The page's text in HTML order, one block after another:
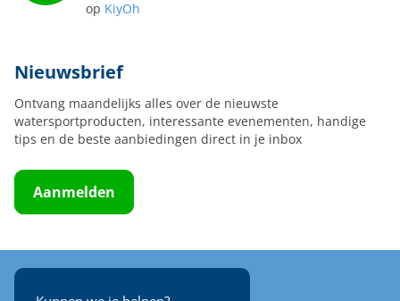
op KiyOh
Nieuwsbrief
Ontvang maandelijks alles over de nieuwste
watersportproducten, interessante evenementen, handige
tips en de beste aanbiedingen direct in je inbox
Aanmelden